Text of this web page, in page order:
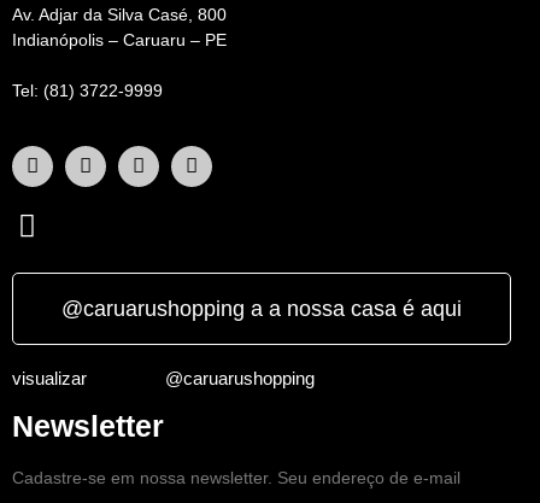
Av. Adjar da Silva Casé, 800
Indianópolis – Caruaru – PE
Tel: (81) 3722-9999
@caruarushopping a a nossa casa é aqui
visualizar @caruarushopping
Newsletter
Cadastre-se em nossa newsletter. Seu endereço de e-mail